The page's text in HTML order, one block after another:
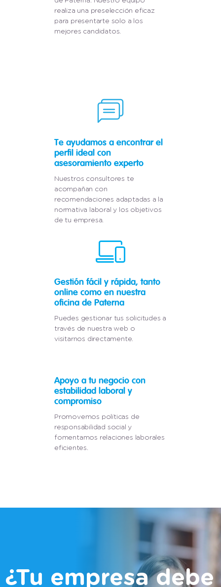
realiza una preselección eficaz
para presentarte solo a los
mejores candidatos.
Te ayudamos a encontrar el
perfil ideal con
asesoramiento experto
Nuestros consultores te
acompañan con
recomendaciones adaptadas a la
normativa laboral y los objetivos
de tu empresa.
Gestión fácil y rápida, tanto
online como en nuestra
oficina de Paterna
Puedes gestionar tus solicitudes a
través de nuestra web o
visitarnos directamente.
Apoyo a tu negocio con
estabilidad laboral y
compromiso
Promovemos políticas de
responsabilidad social y
fomentamos relaciones laborales
eficientes.
¿Tu empresa debe